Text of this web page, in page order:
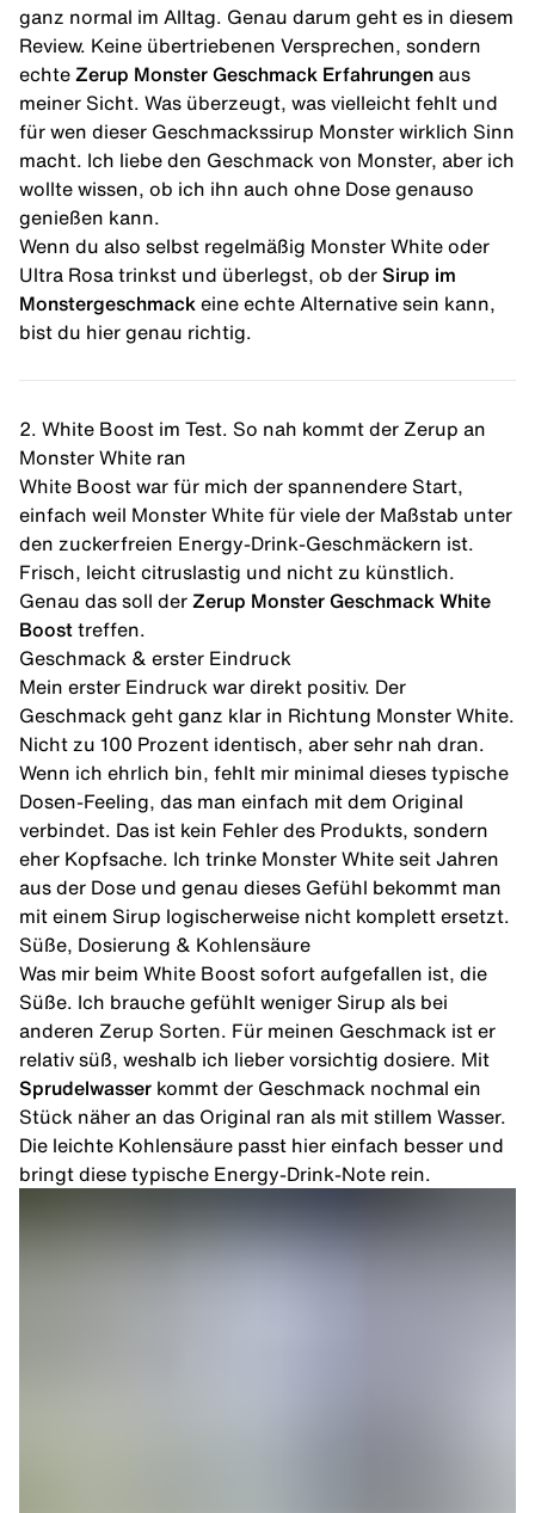
ganz normal im Alltag. Genau darum geht es in diesem
Review. Keine übertriebenen Versprechen, sondern
echte Zerup Monster Geschmack Erfahrungen aus
meiner Sicht. Was überzeugt, was vielleicht fehlt und
für wen dieser Geschmackssirup Monster wirklich Sinn
macht. Ich liebe den Geschmack von Monster, aber ich
wollte wissen, ob ich ihn auch ohne Dose genauso
genießen kann.
Wenn du also selbst regelmäßig Monster White oder
Ultra Rosa trinkst und überlegst, ob der Sirup im
Monstergeschmack eine echte Alternative sein kann,
bist du hier genau richtig.
2. White Boost im Test. So nah kommt der Zerup an
Monster White ran
White Boost war für mich der spannendere Start,
einfach weil Monster White für viele der Maßstab unter
den zuckerfreien Energy-Drink-Geschmäckern ist.
Frisch, leicht citruslastig und nicht zu künstlich.
Genau das soll der Zerup Monster Geschmack White
Boost treffen.
Geschmack & erster Eindruck
Mein erster Eindruck war direkt positiv. Der
Geschmack geht ganz klar in Richtung Monster White.
Nicht zu 100 Prozent identisch, aber sehr nah dran.
Wenn ich ehrlich bin, fehlt mir minimal dieses typische
Dosen-Feeling, das man einfach mit dem Original
verbindet. Das ist kein Fehler des Produkts, sondern
eher Kopfsache. Ich trinke Monster White seit Jahren
aus der Dose und genau dieses Gefühl bekommt man
mit einem Sirup logischerweise nicht komplett ersetzt.
Süße, Dosierung & Kohlensäure
Was mir beim White Boost sofort aufgefallen ist, die
Süße. Ich brauche gefühlt weniger Sirup als bei
anderen Zerup Sorten. Für meinen Geschmack ist er
relativ süß, weshalb ich lieber vorsichtig dosiere. Mit
Sprudelwasser kommt der Geschmack nochmal ein
Stück näher an das Original ran als mit stillem Wasser.
Die leichte Kohlensäure passt hier einfach besser und
bringt diese typische Energy-Drink-Note rein.